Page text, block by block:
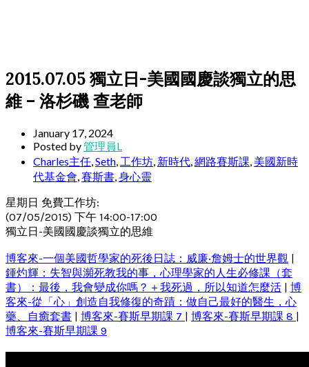
2015.07.05 獨立日-美國國慶談獨立的思
維 – 洛杉磯 查老師
January 17, 2024
Posted by管理員L
Charles主任,Seth, 工作坊, 新時代,網路賽斯課, 美國新時
代基金會,賽斯書,身心靈
星期日 免費工作坊:
(07/05/2015) 下午 14:00-17:00
獨立日-美國國慶談獨立的思維
博客來-一個美國哲學家的死後日誌：威廉‧詹姆士的世界觀
鍾灼輝：失智與瀕死教我的事，心理學家的人生必修課（套
書）：最後，我會變成你嗎？＋我死過，所以知道怎麼活
博
客來-從「心」創造自我修復的奇蹟：做自己最好的醫生，心
藥、自癒套書
博客來-賽斯早期課 7 博客來-賽斯早期課 8
博客來-賽斯早期課 9